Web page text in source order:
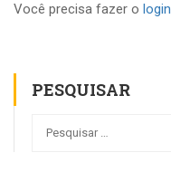
Você precisa fazer o login
PESQUISAR